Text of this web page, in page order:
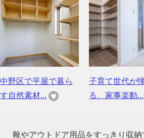
中野区で平屋で暮ら
す自然素材...
子育て世代が
る、家事楽動...
靴やアウトドア用品をすっきり収